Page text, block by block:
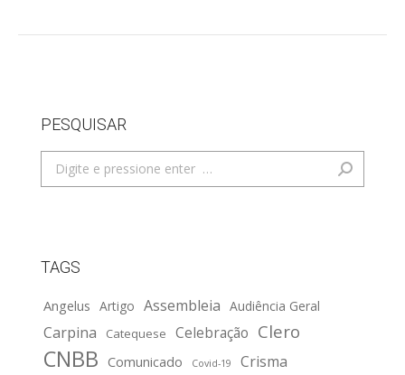
PESQUISAR
Search:
TAGS
Angelus Artigo Assembleia Audiência Geral
Carpina Catequese Celebração Clero
CNBB Comunicado Covid-19 Crisma